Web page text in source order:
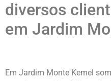
diversos
em Jardim
Em Jardim Monte Kemel